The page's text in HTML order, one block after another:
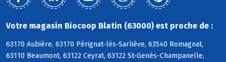
Votre magasin Biocoop Blatin (63000) est proche de :
63170 Aubière, 63170 Pérignat-lès-Sarliève, 63540 Romagnat,
63110 Beaumont, 63122 Ceyrat, 63122 St-Genès-Champanelle,